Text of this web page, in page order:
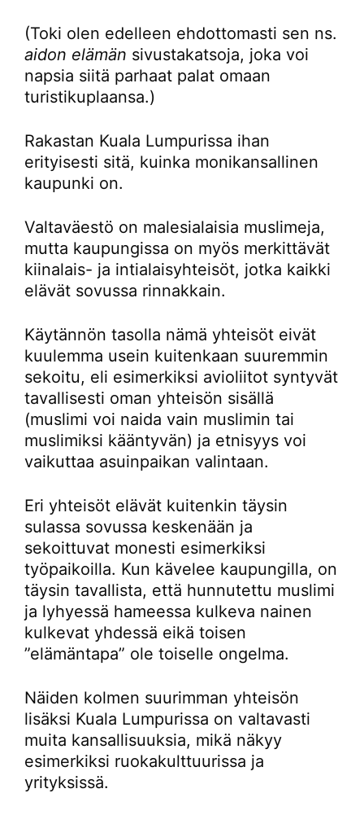
(Toki olen edelleen ehdottomasti sen ns.
aidon elämän sivustakatsoja, joka voi
napsia siitä parhaat palat omaan
turistikuplaansa.)
Rakastan Kuala Lumpurissa ihan
erityisesti sitä, kuinka monikansallinen
kaupunki on.
Valtaväestö on malesialaisia muslimeja,
mutta kaupungissa on myös merkittävät
kiinalais- ja intialaisyhteisöt, jotka kaikki
elävät sovussa rinnakkain.
Käytännön tasolla nämä yhteisöt eivät
kuulemma usein kuitenkaan suuremmin
sekoitu, eli esimerkiksi avioliitot syntyvät
tavallisesti oman yhteisön sisällä
(muslimi voi naida vain muslimin tai
muslimiksi kääntyvän) ja etnisyys voi
vaikuttaa asuinpaikan valintaan.
Eri yhteisöt elävät kuitenkin täysin
sulassa sovussa keskenään ja
sekoittuvat monesti esimerkiksi
työpaikoilla. Kun kävelee kaupungilla, on
täysin tavallista, että hunnutettu muslimi
ja lyhyessä hameessa kulkeva nainen
kulkevat yhdessä eikä toisen
”elämäntapa” ole toiselle ongelma.
Näiden kolmen suurimman yhteisön
lisäksi Kuala Lumpurissa on valtavasti
muita kansallisuuksia, mikä näkyy
esimerkiksi ruokakulttuurissa ja
yrityksissä.